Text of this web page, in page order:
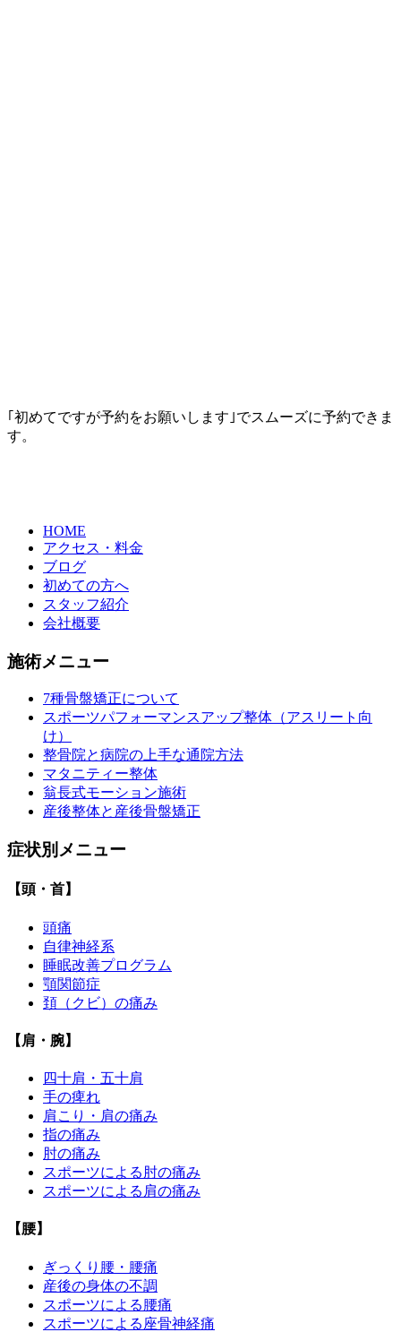
｢初めてですが予約をお願いします｣でスムーズに予約できま
す。
HOME
アクセス・料金
ブログ
初めての方へ
スタッフ紹介
会社概要
施術メニュー
7種骨盤矯正について
スポーツパフォーマンスアップ整体（アスリート向
け）
整骨院と病院の上手な通院方法
マタニティー整体
翁長式モーション施術
産後整体と産後骨盤矯正
症状別メニュー
【頭・首】
頭痛
自律神経系
睡眠改善プログラム
顎関節症
頚（クビ）の痛み
【肩・腕】
四十肩・五十肩
手の痺れ
肩こり・肩の痛み
指の痛み
肘の痛み
スポーツによる肘の痛み
スポーツによる肩の痛み
【腰】
ぎっくり腰・腰痛
産後の身体の不調
スポーツによる腰痛
スポーツによる座骨神経痛